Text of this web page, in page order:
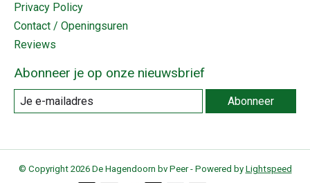
Privacy Policy
Contact / Openingsuren
Reviews
Abonneer je op onze nieuwsbrief
Abonneer
© Copyright 2026 De Hagendoorn bv Peer - Powered by Lightspeed